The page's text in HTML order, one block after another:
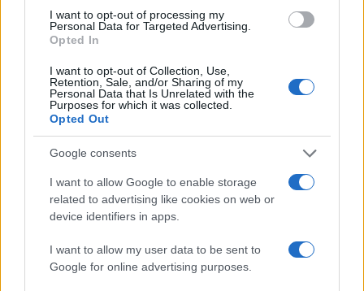
I want to opt-out of processing my
Personal Data for Targeted Advertising.
Opted In
I want to opt-out of Collection, Use,
Retention, Sale, and/or Sharing of my
Personal Data that Is Unrelated with the
Purposes for which it was collected.
Opted Out
Google consents
I want to allow Google to enable storage
related to advertising like cookies on web or
device identifiers in apps.
I want to allow my user data to be sent to
Google for online advertising purposes.
Πολιτική Απορρήτου&Όροι Χρήσηςτης Google.
ΑΓΚΥΡΑ
ΠΑΤΕΡΑΣ
Share:
Ακολουθήστε το Νewsit.gr στοGoogle Newsκαι
ενημερωθείτε πρώτοι για όλη την ειδησεογραφία και τα
Πιο δημοφιλή